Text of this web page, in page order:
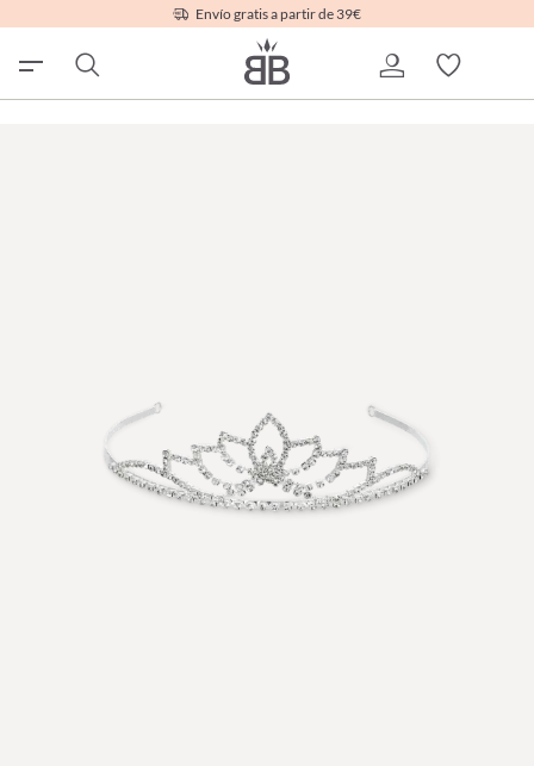
Envío gratis a partir de 39€